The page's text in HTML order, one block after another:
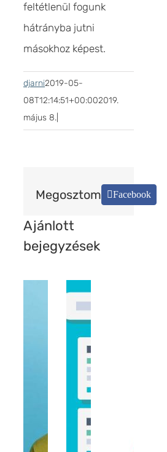
feltétlenül fogunk
hátrányba jutni
másokhoz képest.
djarni2019-05-
08T12:14:51+00:002019.
május 8.
Megosztom Facebook
Ajánlott
bejegyzések